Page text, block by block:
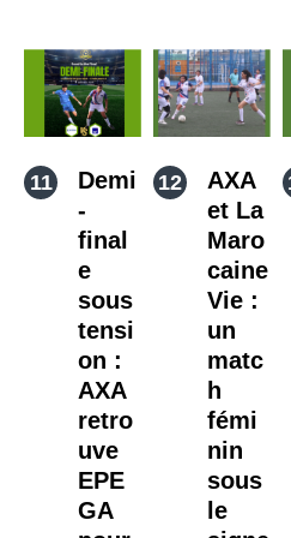
Demi
-
final
e
sous
tensi
on :
AXA
retro
uve
EPE
GA
AXA
et La
Maro
caine
Vie :
un
matc
h
fémi
nin
sous
le